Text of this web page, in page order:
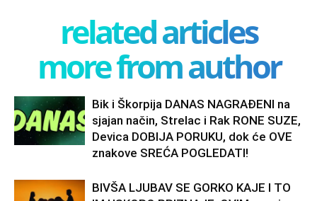
related articles
more from author
Bik i Škorpija DANAS NAGRAĐENI na
sjajan način, Strelac i Rak RONE SUZE,
Devica DOBIJA PORUKU, dok će OVE
znakove SREĆA POGLEDATI!
BIVŠA LJUBAV SE GORKO KAJE I TO